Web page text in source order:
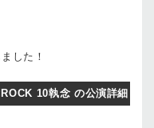
した！
10執念 の公演詳細